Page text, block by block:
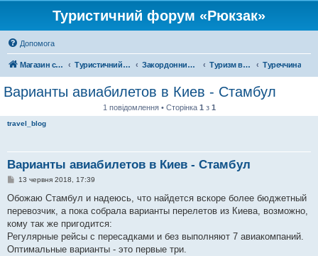
Туристичний форум «Рюкзак»
Допомога
Магазин спорядження Туристичний форум «Рюкзак» Закордонний туризм Туризм в Азії Туреччина
Варианты авиабилетов в Киев - Стамбул
1 повідомлення • Сторінка 1 з 1
travel_blog
Варианты авиабилетов в Киев - Стамбул
П
в
д
о
л
е
13 червня 2018, 17:39
Обожаю Стамбул и надеюсь, что найдется вскоре более бюджетный
перевозчик, а пока собрала варианты перелетов из Киева, возможно,
кому так же пригодится:
Регулярные рейсы с пересадками и без выполняют 7 авиакомпаний.
Оптимальные варианты - это первые три.